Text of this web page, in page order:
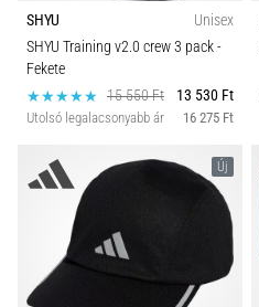
SHYU
Unisex
SHYU Training v2.0 crew 3 pack-
Fekete
15 550 Ft
13 530 Ft
Utolsó legalacsonyabb ár 16 275 Ft
Új